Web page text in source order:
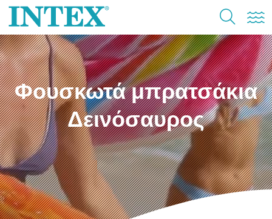
Φουσκωτά μπρατσάκια
Δεινόσαυρος